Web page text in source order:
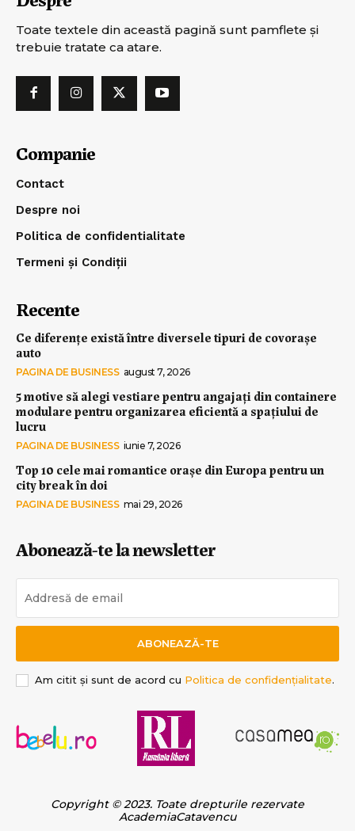
Toate textele din această pagină sunt pamflete şi
trebuie tratate ca atare.
Companie
Contact
Despre noi
Politica de confidentialitate
Termeni și Condiții
Recente
Ce diferențe există între diversele tipuri de covorașe
auto
PAGINA DE BUSINESS august 7, 2026
5 motive să alegi vestiare pentru angajați din containere
modulare pentru organizarea eficientă a spațiului de
lucru
PAGINA DE BUSINESS iunie 7, 2026
Top 10 cele mai romantice orașe din Europa pentru un
city break în doi
PAGINA DE BUSINESS mai 29, 2026
Abonează-te la newsletter
ABONEAZĂ-TE
Am citit și sunt de acord cu Politica de confidențialitate.
Copyright © 2023. Toate drepturile rezervate
AcademiaCatavencu